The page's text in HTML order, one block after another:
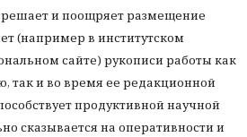
и поощряет размещение
(например в институтском
сайте) рукописи работы как
так и во время ее редакционной
продуктивной научной
сказывается на оперативности и